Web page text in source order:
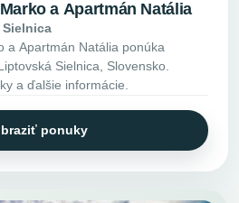
a Apartmán Natália
a Apartmán Natália ponúka
Sielnica, Slovensko.
a ďalšie informácie.
ponuky